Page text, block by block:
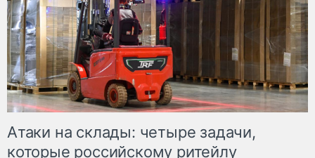
Атаки на склады: четыре задачи,
которые российскому ритейлу